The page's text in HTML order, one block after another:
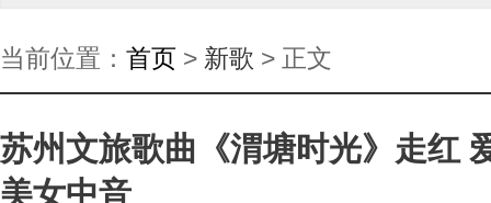
当前位置： 首页 > 新歌 > 正文
苏州文旅歌曲《渭塘时光》走红
美女中音